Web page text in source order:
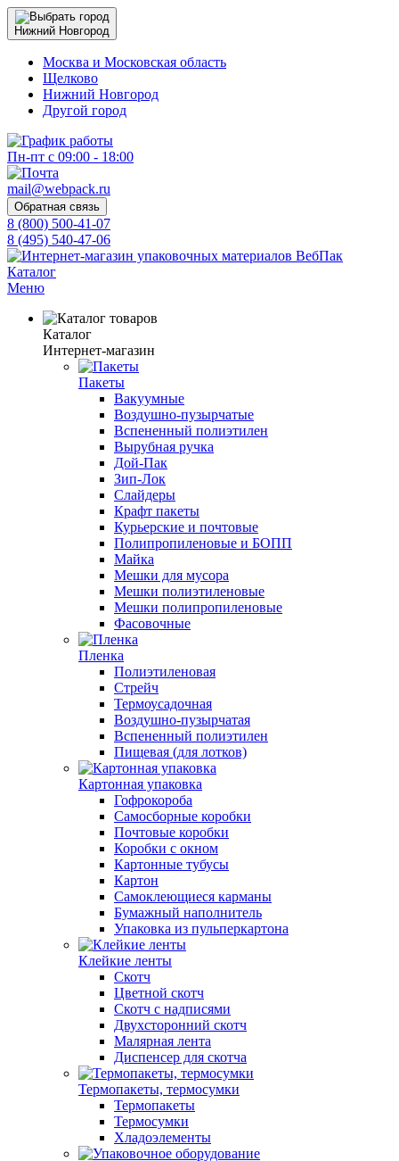
Нижний Новгород
Москва и Московская область
Щелково
Нижний Новгород
Другой город
Пн-пт с 09:00 - 18:00
mail@webpack.ru
Обратная связь
8 (800) 500-41-07
8 (495) 540-47-06
Каталог
Меню
Каталог
Интернет-магазин
Пакеты
Вакуумные
Воздушно-пузырчатые
Вспененный полиэтилен
Вырубная ручка
Дой-Пак
Зип-Лок
Слайдеры
Крафт пакеты
Курьерские и почтовые
Полипропиленовые и БОПП
Майка
Мешки для мусора
Мешки полиэтиленовые
Мешки полипропиленовые
Фасовочные
Пленка
Полиэтиленовая
Стрейч
Термоусадочная
Воздушно-пузырчатая
Вспененный полиэтилен
Пищевая (для лотков)
Картонная упаковка
Гофрокороба
Самосборные коробки
Почтовые коробки
Коробки с окном
Картонные тубусы
Картон
Самоклеющиеся карманы
Бумажный наполнитель
Упаковка из пульперкартона
Клейкие ленты
Скотч
Цветной скотч
Скотч с надписями
Двухсторонний скотч
Малярная лента
Диспенсер для скотча
Термопакеты, термосумки
Термопакеты
Термосумки
Хладоэлементы